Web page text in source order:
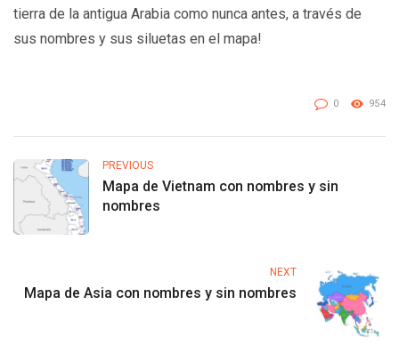
tierra de la antigua Arabia como nunca antes, a través de
sus nombres y sus siluetas en el mapa!
0 954
PREVIOUS
Mapa de Vietnam con nombres y sin
nombres
NEXT
Mapa de Asia con nombres y sin nombres